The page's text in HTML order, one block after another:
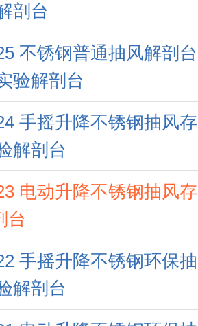
剖台
不锈钢普通抽风解剖
验解剖台
手摇升降不锈钢抽风
解剖台
电动升降不锈钢抽风
台
手摇升降不锈钢环保
解剖台